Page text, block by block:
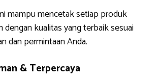
mampu mencetak setiap produk
dengan kualitas yang terbaik sesuai
dan permintaan Anda.
& Terpercaya